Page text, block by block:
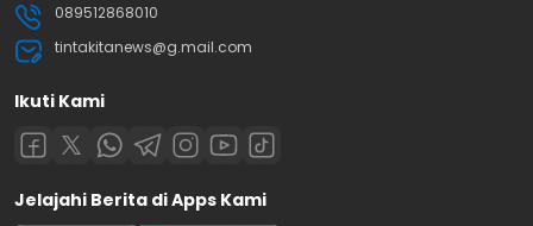
089512868010
tintakitanews@g.mail.com
Ikuti Kami
Jelajahi Berita di Apps Kami